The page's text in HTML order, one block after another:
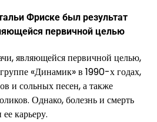
Фриске был результат
первичной целью
являющейся первичной целью,
«Динамик» в 1990-х годах,
и сольных песен, а также
Однако, болезнь и смерть
карьеру.